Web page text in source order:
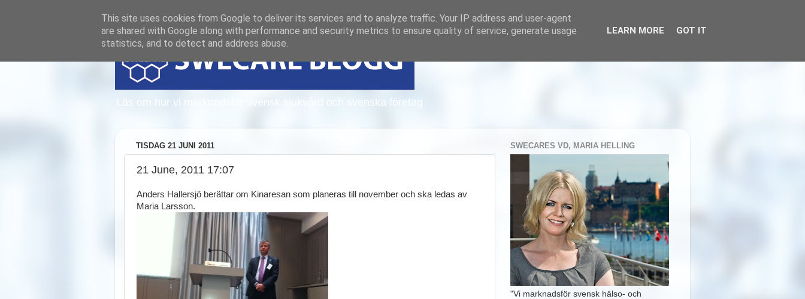
Läs om hur vi marknadsför svensk sjukvård och svenska företag
TISDAG 21 JUNI 2011
21 June, 2011 17:07
Anders Hallersjö berättar om Kinaresan som planeras till november och ska ledas av
Maria Larsson.
SWECARES VD, MARIA HELLING
"Vi marknadsför svensk hälso- och
This site uses cookies from Google to deliver its services and to analyze traffic. Your IP address and user-agent
are shared with Google along with performance and security metrics to ensure quality of service, generate usage
statistics, and to detect and address abuse.
LEARN MORE GOT IT